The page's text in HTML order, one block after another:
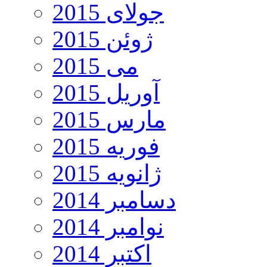
جولای 2015
ژوئن 2015
می 2015
آوریل 2015
مارس 2015
فوریه 2015
ژانویه 2015
دسامبر 2014
نوامبر 2014
اکتبر 2014